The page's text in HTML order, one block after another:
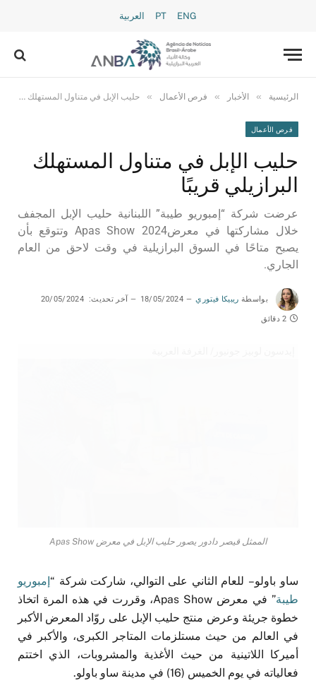
PT ENG العربية
الرئيسية » الأخبار » فرص الأعمال » حليب الإبل في متناول المستهلك البرازيلي قريبًا
فرص الأعمال
حليب الإبل في متناول المستهلك
البرازيلي قريبًا
عرضت شركة “إمبوريو طيبة” اللبنانية حليب الإبل المجفف
خلال مشاركتها في معرضApas Show 2024 وتتوقع بأن
يصبح متاحًا في السوق البرازيلية في وقت لاحق من العام
الجاري.
بواسطة ريبيكا فيتوري 18/05/2024 آخر تحديث: 20/05/2024
2 دقائق
الممثل قيصر دادور يصور حليب الإبل في معرض Apas Show
ساو باولو – للعام الثاني على التوالي، شاركت شركة “ إمبوريو
طيبة
” في معرض Apas Show، وقررت في هذه المرة اتخاذ
خطوة جريئة وعرض منتج حليب الإبل على روّاد المعرض الأكبر
في العالم من حيث مستلزمات المتاجر الكبرى، والأكبر في
أميركا اللاتينية من حيث الأغذية والمشروبات، الذي اختتم
فعالياته في يوم الخميس (16) في مدينة ساو باولو.